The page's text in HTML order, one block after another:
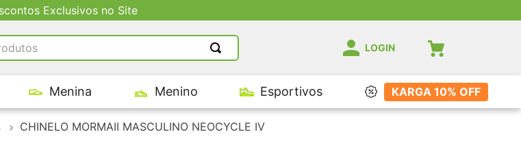
via Barco para interiores AM
LOGIN
Menina Menino Esportivos KARGA 10% OFF
CHINELO MORMAII MASCULINO NEOCYCLE IV